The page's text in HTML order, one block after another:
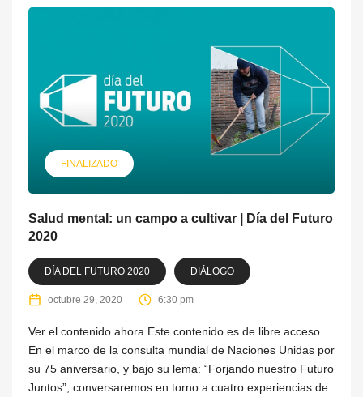
FINALIZADO
Salud mental: un campo a cultivar | Día del Futuro
2020
DÍA DEL FUTURO 2020 DIÁLOGO
octubre 29, 2020 6:30 pm
Ver el contenido ahora Este contenido es de libre acceso.
En el marco de la consulta mundial de Naciones Unidas por
su 75 aniversario, y bajo su lema: “Forjando nuestro Futuro
Juntos”, conversaremos en torno a cuatro experiencias de